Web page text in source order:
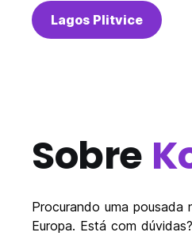
Lagos Plitvice
Sobre
Procurando uma
Europa. Está com